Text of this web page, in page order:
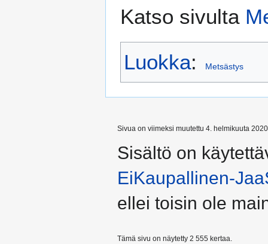
Katso sivulta
Luokka: Metsästys
Sivua on viimeksi muutettu 4. helmikuuta
Sisältö on
EiKaupallinen-
ellei toisin ole
Tämä sivu on näytetty 2 555 kertaa.